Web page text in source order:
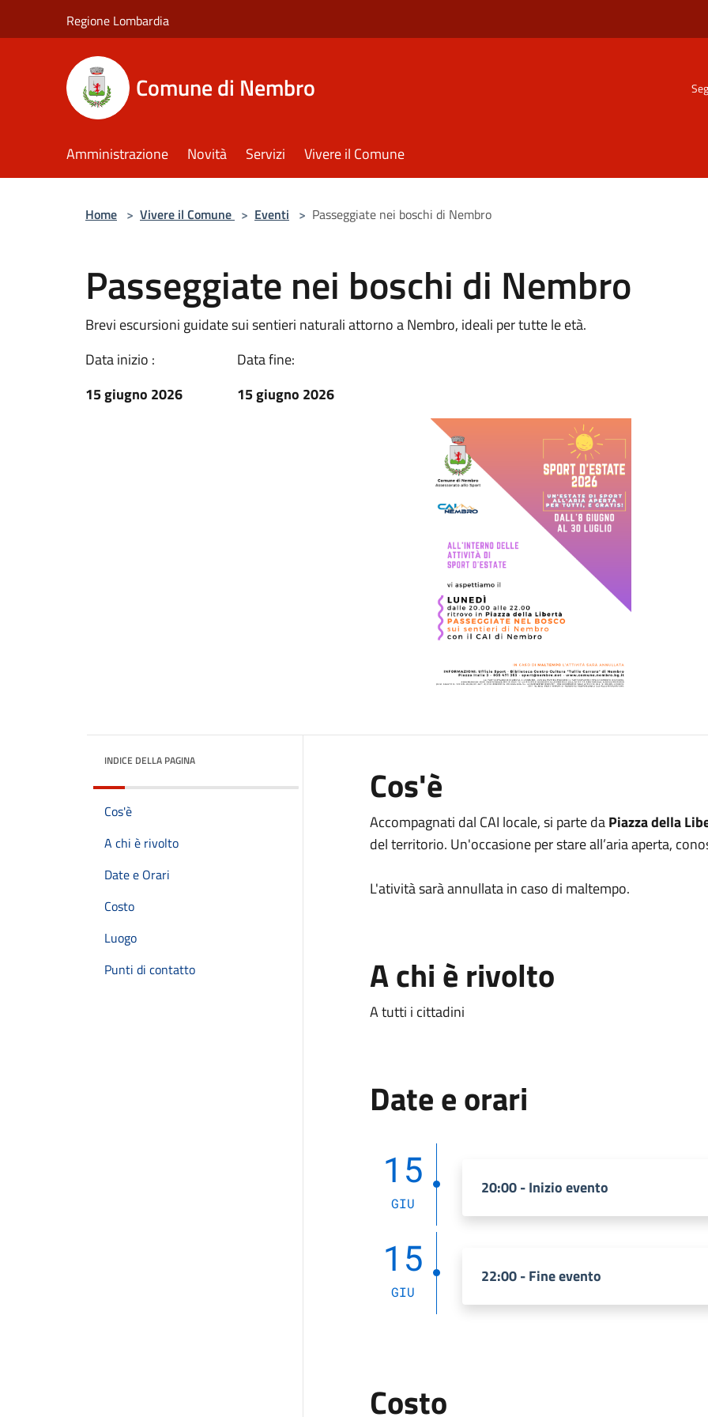
Regione Lombardia
Comune di Nembro
Amministrazione Novità Servizi Vivere il Comune
Home > Vivere il Comune > Eventi > Passeggiate nei boschi di Nembro
Passeggiate nei boschi di Nembro
Brevi escursioni guidate sui sentieri naturali attorno a Nembro, ideali per tutte le età.
Data inizio :
15 giugno 2026
Data fine:
15 giugno 2026
INDICE DELLA PAGINA
Cos'è
A chi è rivolto
Date e Orari
Costo
Luogo
Punti di contatto
Cos'è
Accompagnati dal CAI locale, si parte daPiazza della
del territorio. Un'occasione per stare all’aria aperta,
L'atività sarà annullata in caso di maltempo.
A chi è rivolto
A tutti i cittadini
Date e orari
15
GIU
20:00 - Inizio evento
15
GIU
22:00 - Fine evento
Costo